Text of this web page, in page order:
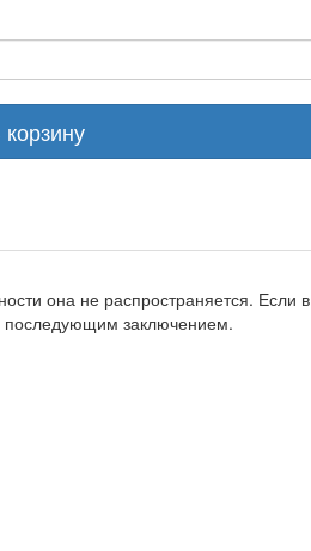
она не распространяется. Если в
последующим заключением.